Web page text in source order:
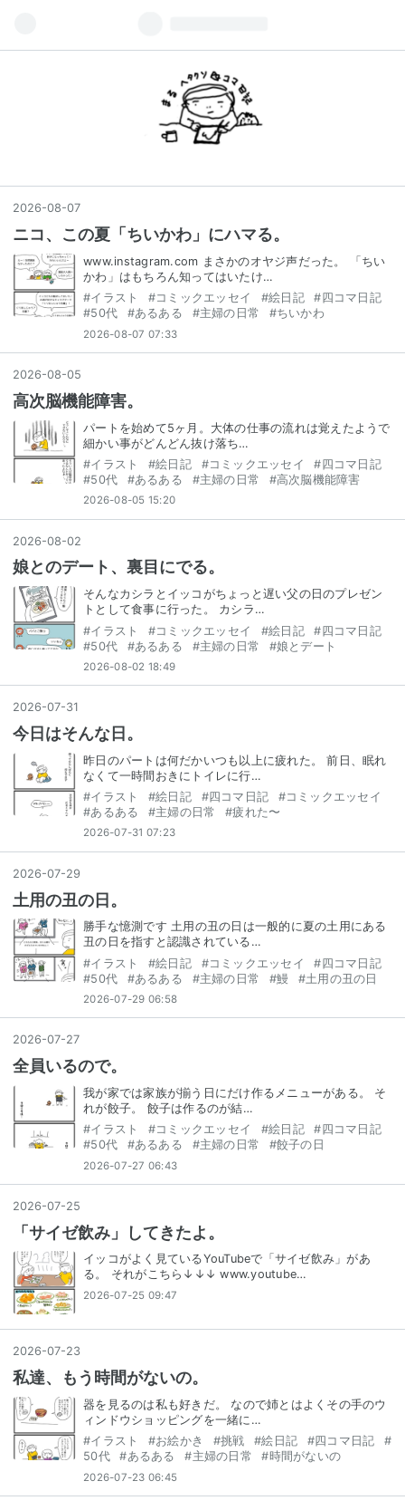
2026-08-07
ニコ、この夏「ちいかわ」にハマる。
www.instagram.com まさかのオヤジ声だった。 「ちい
かわ」はもちろん知ってはいたけ…
#イラスト #コミックエッセイ #絵日記 # 四コマ日記
#50代 #あるある #主婦の日常 #ちいかわ
2026-08-07 07:33
2026-08-05
高次脳機能障害。
パートを始めて5ヶ月。大体の仕事の流れは覚えたようで
細かい事がどんどん抜け落ち…
#イラスト #絵日記 #コミックエッセイ # 四コマ日記
#50代 #あるある #主婦の日常 #高次脳機能障害
2026-08-05 15:20
2026-08-02
娘とのデート、裏目にでる。
そんなカシラとイッコがちょっと遅い父の日のプレゼン
トとして食事に行った。 カシラ…
#イラスト #コミックエッセイ #絵日記 #四コマ日記
#50代 #あるある #主婦の日常 #娘とデート
2026-08-02 18:49
2026-07-31
今日はそんな日。
昨日のパートは何だかいつも以上に疲れた。 前日、眠れ
なくて一時間おきにトイレに行…
#イラスト #絵日記 #四コマ日記 #コミックエッセイ
#あるある #主婦の日常 #疲れた〜
2026-07-31 07:23
2026-07-29
土用の丑の日。
勝手な憶測です 土用の丑の日は一般的に夏の土用にある
丑の日を指すと認識されている…
#イラスト #絵日記 #コミックエッセイ #四コマ日記
#50代 #あるある #主婦の日常 #鰻 #土用の丑の日
2026-07-29 06:58
2026-07-27
全員いるので。
我が家では家族が揃う日にだけ作るメニューがある。 そ
れが餃子。 餃子は作るのが結…
#イラスト #コミックエッセイ #絵日記 # 四コマ日記
#50代 #あるある #主婦の日常 #餃子の日
2026-07-27 06:43
2026-07-25
「サイゼ飲み」してきたよ。
イッコがよく見ているYouTubeで「サイゼ飲み」があ
る。 それがこちら↓↓↓ www.youtube…
2026-07-25 09:47
2026-07-23
私達、もう時間がないの。
器を見るのは私も好きだ。 なので姉とはよくその手のウ
ィンドウショッピングを一緒に…
#イラスト #お絵かき #挑戦 #絵日記 #四コマ日記
#
50代
#あるある #主婦の日常 #時間がないの
2026-07-23 06:45